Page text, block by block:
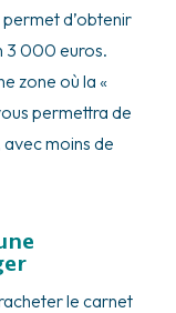
d’obtenir
3 000 euros.
zone où la «
permettra de
moins de
le carnet